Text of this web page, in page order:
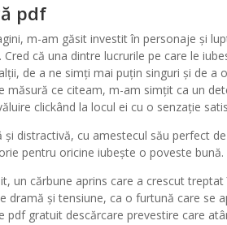
pdf
m-am găsit investit în personaje și
că una dintre lucrurile pe care le
de a ne simți mai puțin singuri și de a
măsură ce citeam, m-am simțit ca un
clickând la locul ei cu o senzație
distractivă, cu amestecul său perfect
pentru oricine iubește o poveste bună.
un cărbune aprins care a crescut
dramă și tensiune, ca o furtună care se
gratuit descărcare prevestire care